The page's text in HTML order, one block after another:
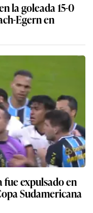
la goleada 15-0
Egern en
fue expulsado en
Sudamericana